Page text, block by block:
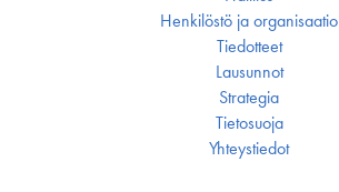
Henkilöstö ja organisaatio
Tiedotteet
Lausunnot
Strategia
Tietosuoja
Yhteystiedot